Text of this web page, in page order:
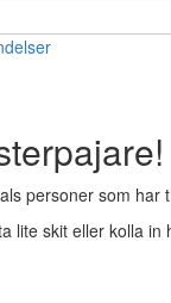
personer som har
lite skit eller kolla